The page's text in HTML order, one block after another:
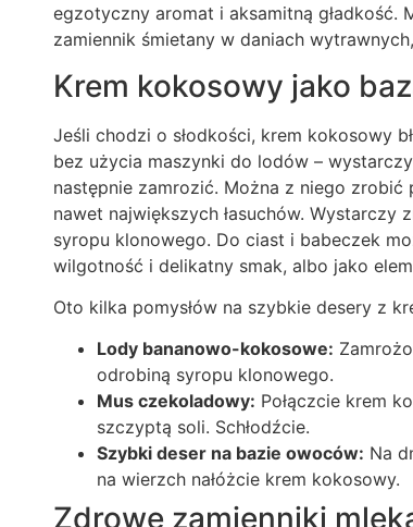
egzotyczny aromat i aksamitną gładkość.
zamiennik śmietany w daniach
Krem kokosowy jako
Jeśli chodzi o słodkości, krem kokosowy
bez użycia maszynki do lodów –
następnie zamrozić. Można z niego
nawet największych łasuchów.
syropu klonowego. Do ciast i babeczek
wilgotność i delikatny smak, albo jako
Oto kilka pomysłów na szybkie desery z
Lody bananowo-kokosowe:
odrobiną syropu klonowego.
Mus czekoladowy: Połączcie krem
szczyptą soli. Schłodźcie.
Szybki deser na bazie owoców: Na
na wierzch nałóżcie krem kokosowy.
Zdrowe zamienniki